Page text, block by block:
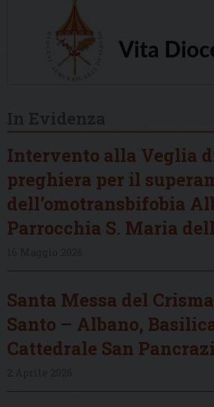
Intervento alla Veglia
preghiera per il
dell’omotransbifobia
Parrocchia S. Maria
Santa Messa del
Santo – Albano,
Cattedrale San